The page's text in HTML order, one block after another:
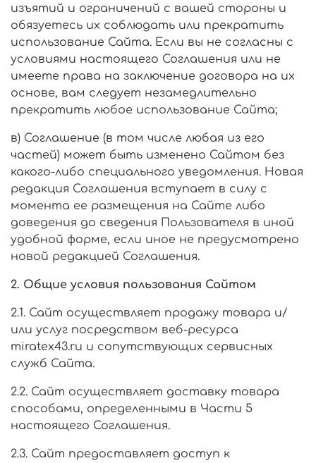
изъятий и ограничений с вашей стороны и
обязуетесь их соблюдать или прекратить
использование Сайта. Если вы не согласны с
условиями настоящего Соглашения или не
имеете права на заключение договора на их
основе, вам следует незамедлительно
прекратить любое использование Сайта;
в) Соглашение (в том числе любая из его
частей) может быть изменено Сайтом без
какого-либо специального уведомления. Новая
редакция Соглашения вступает в силу с
момента ее размещения на Сайте либо
доведения до сведения Пользователя в иной
удобной форме, если иное не предусмотрено
новой редакцией Соглашения.
2. Общие условия пользования Сайтом
2.1. Сайт осуществляет продажу товара и/
или услуг посредством веб-ресурса
miratex43.ru и сопутствующих сервисных
служб Сайта.
2.2. Сайт осуществляет доставку товара
способами, определенными в Части 5
настоящего Соглашения.
2.3. Сайт предоставляет доступ к